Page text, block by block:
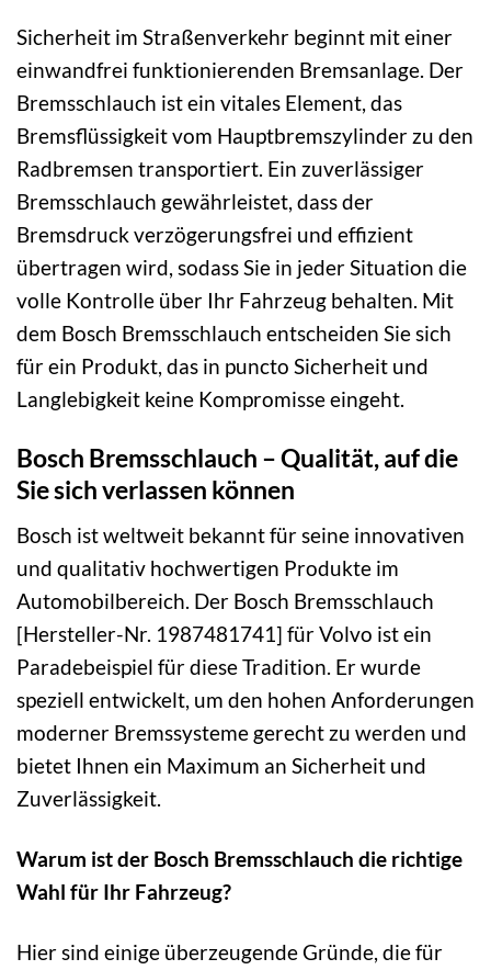
Sicherheit im Straßenverkehr beginnt mit einer
einwandfrei funktionierenden Bremsanlage. Der
Bremsschlauch ist ein vitales Element, das
Bremsflüssigkeit vom Hauptbremszylinder zu den
Radbremsen transportiert. Ein zuverlässiger
Bremsschlauch gewährleistet, dass der
Bremsdruck verzögerungsfrei und effizient
übertragen wird, sodass Sie in jeder Situation die
volle Kontrolle über Ihr Fahrzeug behalten. Mit
dem Bosch Bremsschlauch entscheiden Sie sich
für ein Produkt, das in puncto Sicherheit und
Langlebigkeit keine Kompromisse eingeht.
Bosch Bremsschlauch – Qualität, auf die
Sie sich verlassen können
Bosch ist weltweit bekannt für seine innovativen
und qualitativ hochwertigen Produkte im
Automobilbereich. Der Bosch Bremsschlauch
[Hersteller-Nr. 1987481741] für Volvo ist ein
Paradebeispiel für diese Tradition. Er wurde
speziell entwickelt, um den hohen Anforderungen
moderner Bremssysteme gerecht zu werden und
bietet Ihnen ein Maximum an Sicherheit und
Zuverlässigkeit.
Warum ist der Bosch Bremsschlauch die richtige
Wahl für Ihr Fahrzeug?
Hier sind einige überzeugende Gründe, die für